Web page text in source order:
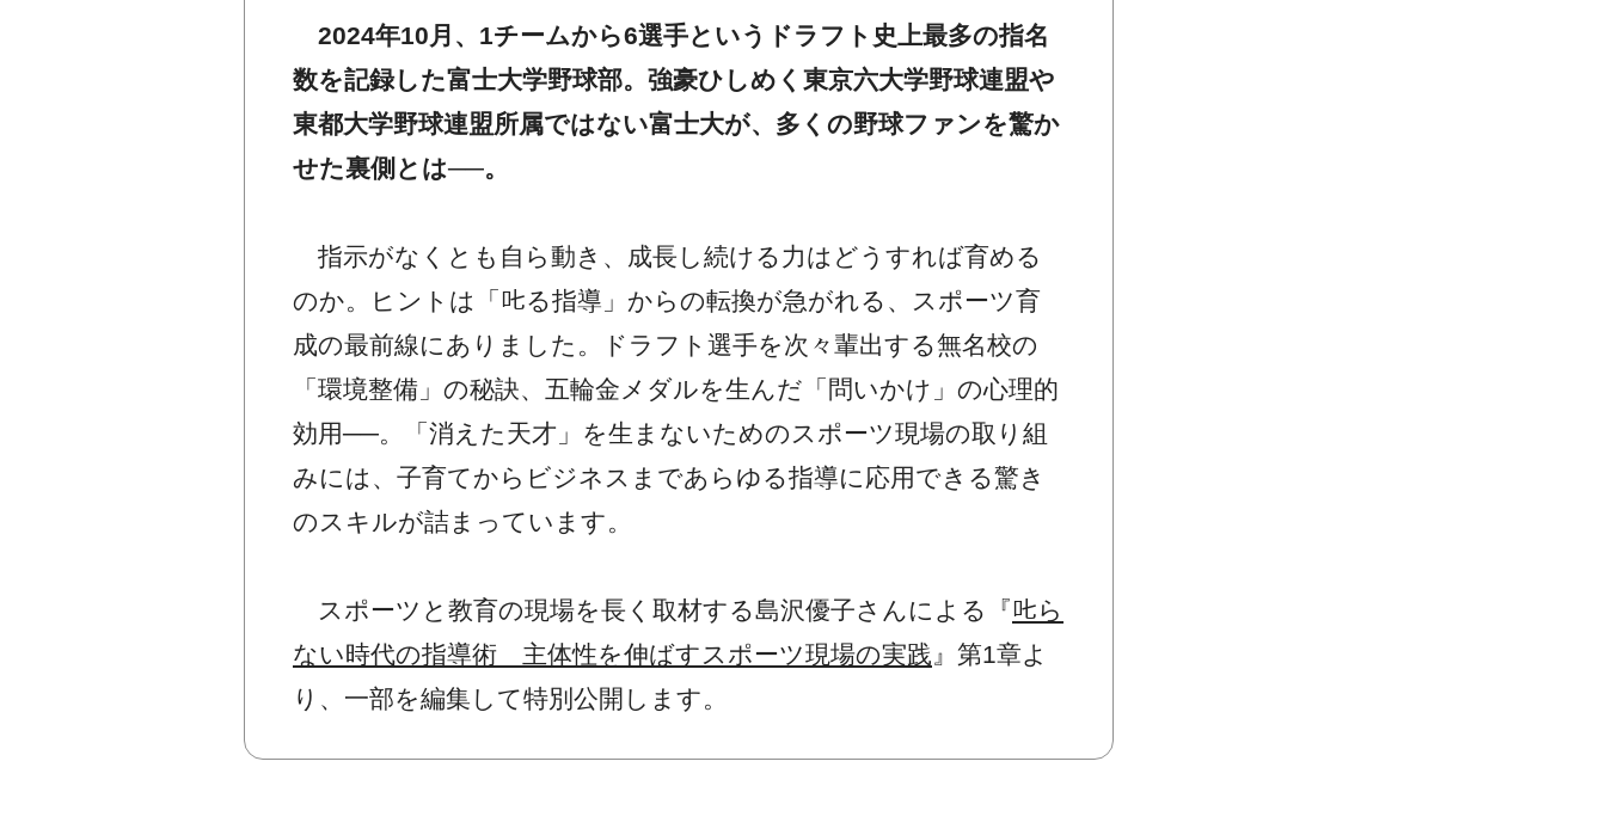
2024年10月、1チームから6選手というドラフト史上最多の指名
数を記録した富士大学野球部。強豪ひしめく東京六大学野球連盟や
東都大学野球連盟所属ではない富士大が、多くの野球ファンを驚か
せた裏側とは──。
指示がなくとも自ら動き、成長し続ける力はどうすれば育める
のか。ヒントは「𠮟る指導」からの転換が急がれる、スポーツ育
成の最前線にありました。ドラフト選手を次々輩出する無名校の
「環境整備」の秘訣、五輪金メダルを生んだ「問いかけ」の心理的
効用──。「消えた天才」を生まないためのスポーツ現場の取り組
みには、子育てからビジネスまであらゆる指導に応用できる驚き
のスキルが詰まっています。
スポーツと教育の現場を長く取材する島沢優子さんによる『𠮟ら
ない時代の指導術 主体性を伸ばすスポーツ現場の実践 』第1章よ
り、一部を編集して特別公開します。